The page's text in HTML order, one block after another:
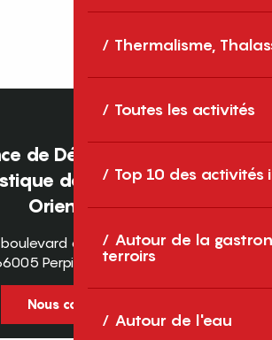
Thermalisme,
Toutes les activités
Top 10 des activités
Autour de la
terroirs
Autour de l'eau
famille tout au long...
de Développement
des Pyrénées-
Orientales
des Pyrénées
Perpignan Cedex
Nous contacter